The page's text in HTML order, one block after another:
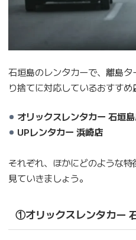
石垣島のレンタカーで、離島
り捨てに対応しているおすすめ
オリックスレンタカー 石垣
UPレンタカー 浜崎店
それぞれ、ほかにどのような
見ていきましょう。
①オリックスレンタカー